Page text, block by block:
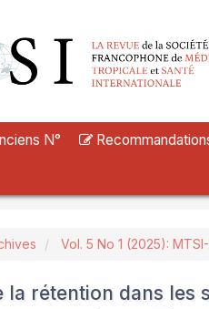
N°
Vol. 5 No 1 (2025):
la rétention dans les